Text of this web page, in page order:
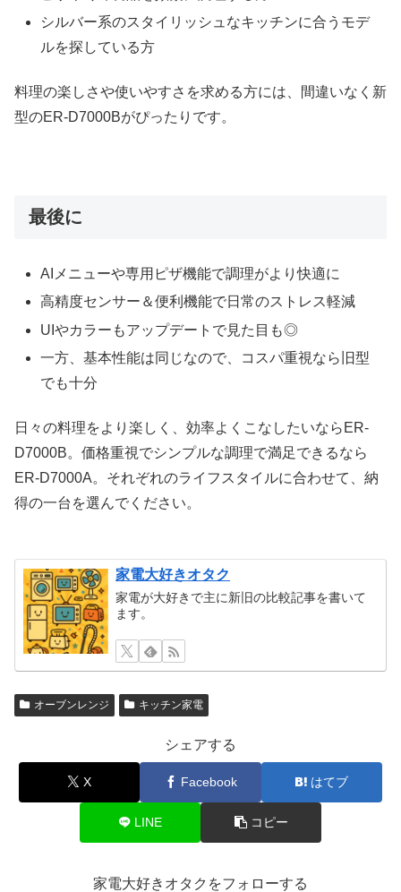
シルバー系のスタイリッシュなキッチンに合うモデ
ルを探している方
料理の楽しさや使いやすさを求める方には、間違いなく新
型のER-D7000Bがぴったりです。
最後に
AIメニューや専用ピザ機能で調理がより快適に
高精度センサー＆便利機能で日常のストレス軽減
UIやカラーもアップデートで見た目も◎
一方、基本性能は同じなので、コスパ重視なら旧型
でも十分
日々の料理をより楽しく、効率よくこなしたいならER-
D7000B。価格重視でシンプルな調理で満足できるなら
ER-D7000A。それぞれのライフスタイルに合わせて、納
得の一台を選んでください。
家電大好きオタク
家電が大好きで主に新旧の比較記事を書いて
ます。
オーブンレンジ キッチン家電
シェアする
X Facebook はてブ
LINE コピー
家電大好きオタクをフォローする